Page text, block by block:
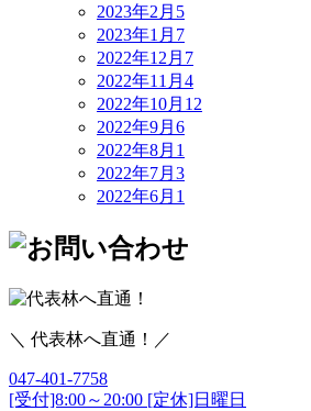
2023年2月 5
2023年1月 7
2022年12月 7
2022年11月 4
2022年10月 12
2022年9月 6
2022年8月 1
2022年7月 3
2022年6月 1
＼ 代表林へ直通！／
047-401-7758
[受付]8:00～20:00 [定休]日曜日